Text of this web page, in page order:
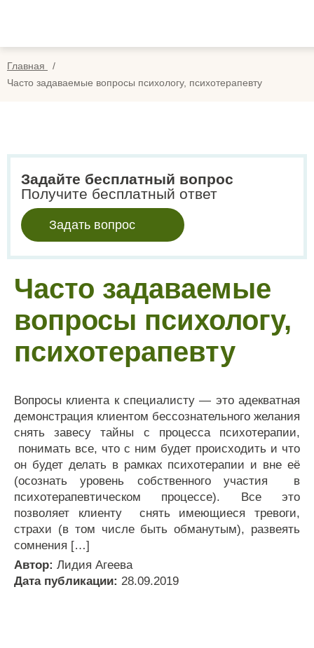
Оплата
Главная
Часто задаваемые вопросы психологу, психотерапевту
Задайте бесплатный вопрос
Получите бесплатный ответ
Задать вопрос
Часто задаваемые
вопросы психологу,
психотерапевту
Вопросы клиента к специалисту — это адекватная
демонстрация клиентом бессознательного желания
снять завесу тайны с процесса психотерапии,
понимать все, что с ним будет происходить и что
он будет делать в рамках психотерапии и вне её
(осознать уровень собственного участия в
психотерапевтическом процессе). Все это
позволяет клиенту снять имеющиеся тревоги,
страхи (в том числе быть обманутым), развеять
сомнения […]
Автор: Лидия Агеева
Дата публикации: 28.09.2019